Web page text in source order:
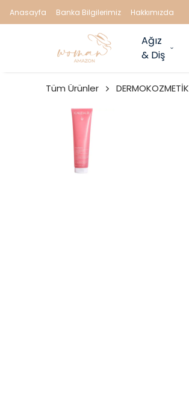
Anasayfa Banka Bilgilerimiz Hakkımızda
Ağız
& Diş
Tüm Ürünler DERMOKOZMETİK